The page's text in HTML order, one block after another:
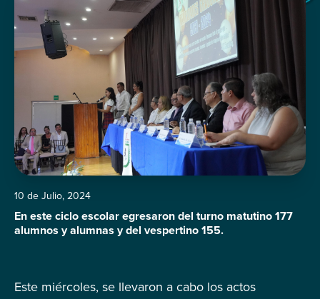
10 de Julio, 2024
En este ciclo escolar egresaron del turno matutino 177
alumnos y alumnas y del vespertino 155.
Este miércoles, se llevaron a cabo los actos